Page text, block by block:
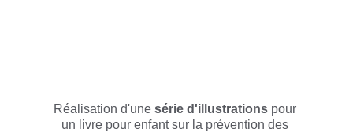
Réalisation d'une série d'illustrations pour
un livre pour enfant sur la prévention des